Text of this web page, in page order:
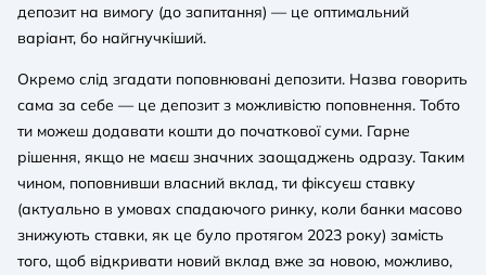
депозит на вимогу (до запитання) — це оптимальний
варіант, бо найгнучкіший.
Окремо слід згадати поповнювані депозити. Назва говорить
сама за себе — це депозит з можливістю поповнення. Тобто
ти можеш додавати кошти до початкової суми. Гарне
рішення, якщо не маєш значних заощаджень одразу. Таким
чином, поповнивши власний вклад, ти фіксуєш ставку
(актуально в умовах спадаючого ринку, коли банки масово
знижують ставки, як це було протягом 2023 року) замість
того, щоб відкривати новий вклад вже за новою, можливо,